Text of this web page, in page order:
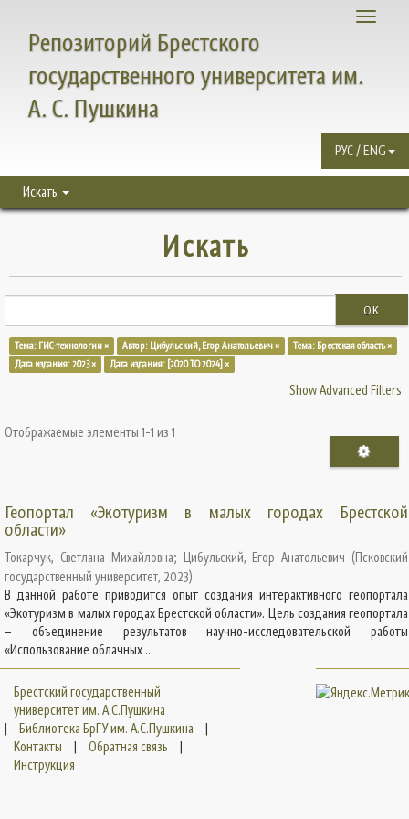
Toggle
Репозиторий Брестского
государственного университета им.
А. С. Пушкина
РУС / ENG
Искать
Искать
OK
Тема: ГИС-технологии × Автор: Цибульский, Егор Анатольевич ×
Тема: Брестская область ×
Дата издания: 2023 ×
Дата издания: [2020 TO 2024] ×
Show Advanced Filters
Отображаемые элементы 1-1 из 1
Геопортал «Экотуризм в малых городах Брестской
области»
Токарчук, Светлана Михайловна; Цибульский, Егор Анатольевич (Псковский
государственный университет, 2023)
В данной работе приводится опыт создания интерактивного геопортала
«Экотуризм в малых городах Брестской области». Цель создания геопортала
– объединение результатов научно-исследовательской работы
«Использование облачных ...
Брестский государственный
университет им. А.С.Пушкина
|
Библиотека БрГУ им. А.С.Пушкина
|
Контакты
| Обратная связь
|
Инструкция